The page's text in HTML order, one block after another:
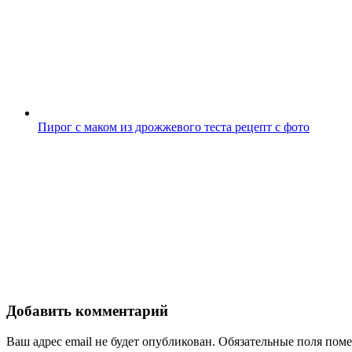
Пирог с маком из дрожжевого теста рецепт с фото
Добавить комментарий
Ваш адрес email не будет опубликован. Обязательные поля